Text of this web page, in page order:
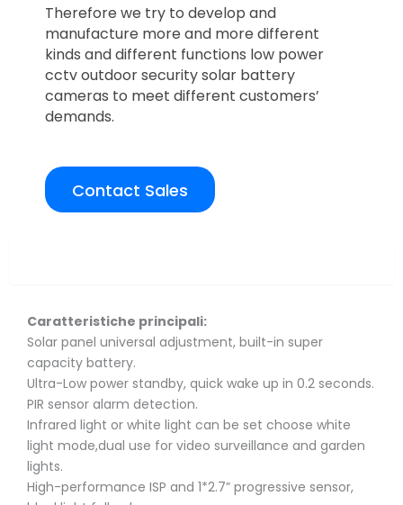
Therefore we try to develop and
manufacture more and more different
kinds and different functions low power
cctv outdoor security solar battery
cameras to meet different customers’
demands.
Contact Sales
Caratteristiche principali:
Solar panel universal adjustment, built-in super
capacity battery.
Ultra-Low power standby, quick wake up in 0.2 seconds.
PIR sensor alarm detection.
Infrared light or white light can be set choose white
light mode,dual use for video surveillance and garden
lights.
High-performance ISP and 1*2.7” progressive sensor,